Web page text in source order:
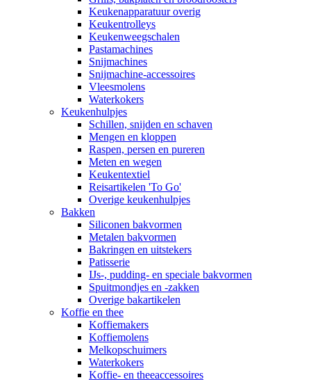
Keukenapparatuur overig
Keukentrolleys
Keukenweegschalen
Pastamachines
Snijmachines
Snijmachine-accessoires
Vleesmolens
Waterkokers
Keukenhulpjes
Schillen, snijden en schaven
Mengen en kloppen
Raspen, persen en pureren
Meten en wegen
Keukentextiel
Reisartikelen 'To Go'
Overige keukenhulpjes
Bakken
Siliconen bakvormen
Metalen bakvormen
Bakringen en uitstekers
Patisserie
IJs-, pudding- en speciale bakvormen
Spuitmondjes en -zakken
Overige bakartikelen
Koffie en thee
Koffiemakers
Koffiemolens
Melkopschuimers
Waterkokers
Koffie- en theeaccessoires